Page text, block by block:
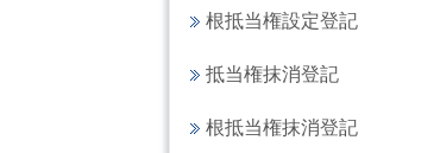
根抵当権設定登記
抵当権抹消登記
根抵当権抹消登記